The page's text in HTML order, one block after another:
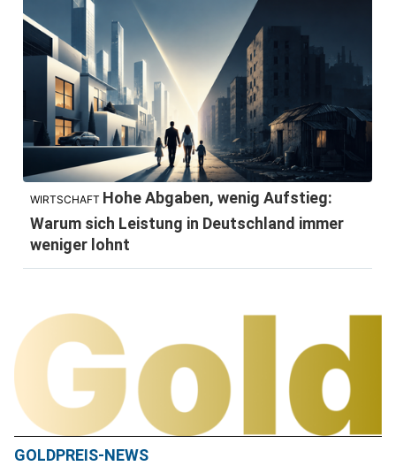
WIRTSCHAFT Hohe Abgaben, wenig Aufstieg:
Warum sich Leistung in Deutschland immer
weniger lohnt
GOLDPREIS-NEWS